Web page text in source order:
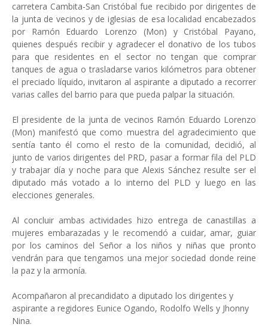
carretera Cambita-San Cristóbal fue recibido por dirigentes de
la junta de vecinos y de iglesias de esa localidad encabezados
por Ramón Eduardo Lorenzo (Mon) y Cristóbal Payano,
quienes después recibir y agradecer el donativo de los tubos
para que residentes en el sector no tengan que comprar
tanques de agua o trasladarse varios kilómetros para obtener
el preciado líquido, invitaron al aspirante a diputado a recorrer
varias calles del barrio para que pueda palpar la situación.
El presidente de la junta de vecinos Ramón Eduardo Lorenzo
(Mon) manifestó que como muestra del agradecimiento que
sentía tanto él como el resto de la comunidad, decidió, al
junto de varios dirigentes del PRD, pasar a formar fila del PLD
y trabajar día y noche para que Alexis Sánchez resulte ser el
diputado más votado a lo interno del PLD y luego en las
elecciones generales.
Al concluir ambas actividades hizo entrega de canastillas a
mujeres embarazadas y le recomendó a cuidar, amar, guiar
por los caminos del Señor a los niños y niñas que pronto
vendrán para que tengamos una mejor sociedad donde reine
la paz y la armonía.
Acompañaron al precandidato a diputado los dirigentes y
aspirante a regidores Eunice Ogando, Rodolfo Wells y Jhonny
Nina.